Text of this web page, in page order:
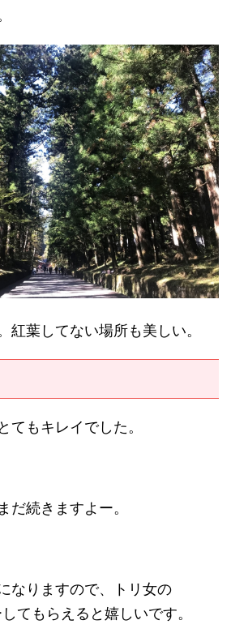
紅葉してない場所も美しい。
てもキレイでした。
だ続きますよー。
なりますので、トリ女の
てもらえると嬉しいです。